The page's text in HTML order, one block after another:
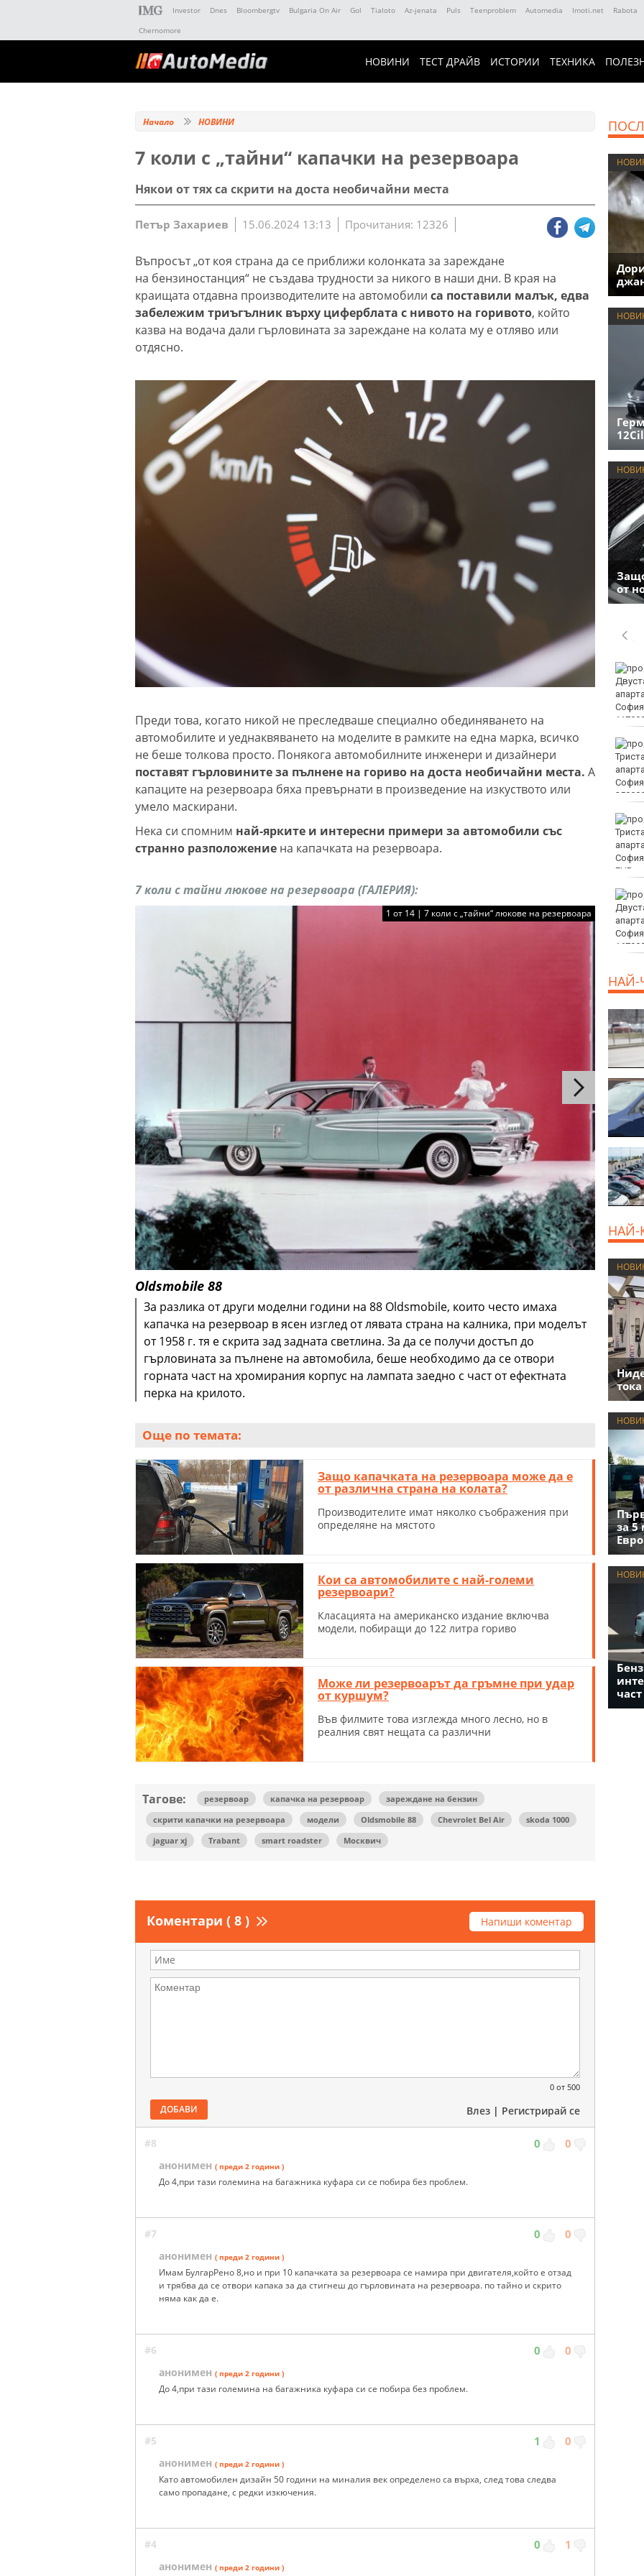
Investor Dnes Bloombergtv Bulgaria On Air Gol Tialoto Az-jenata Puls Teenproblem Automedia Imoti.net Rabota
Chernomore
НОВИНИ ТЕСТ ДРАЙВ ИСТОРИИ ТЕХНИКА
Начало НОВИНИ
7 коли с „тайни“ капачки на резервоара
Някои от тях са скрити на доста необичайни места
Петър Захариев 15.06.2024 13:13 Прочитания: 12326
Въпросът „от коя страна да се приближи колонката за зареждане
на бензиностанция“ не създава трудности за никого в наши дни. В края на
краищата отдавна производителите на автомобили са поставили малък, едва
забележим триъгълник върху циферблата с нивото на горивото, който
казва на водача дали гърловината за зареждане на колата му е отляво или
отдясно.
Преди това, когато никой не преследваше специално обединяването на
автомобилите и уеднаквяването на моделите в рамките на една марка, всичко
не беше толкова просто. Понякога автомобилните инженери и дизайнери
поставят гърловините за пълнене на гориво на доста необичайни места. А
капаците на резервоара бяха превърнати в произведение на изкуството или
умело маскирани.
Нека си спомним най-ярките и интересни примери за автомобили със
странно разположение на капачката на резервоара.
7 коли с тайни люкове на резервоара (ГАЛЕРИЯ):
1 от 14 | 7 коли с „тайни“ люкове на резервоара
Oldsmobile 88
За разлика от други моделни години на 88 Oldsmobile, които често имаха
капачка на резервоар в ясен изглед от лявата страна на калника, при моделът
от 1958 г. тя е скрита зад задната светлина. За да се получи достъп до
гърловината за пълнене на автомобила, беше необходимо да се отвори
горната част на хромирания корпус на лампата заедно с част от ефектната
перка на крилото.
Още по темата:
Защо капачката на резервоара може да е
от различна страна на колата?
Производителите имат няколко съображения при
определяне на мястото
Кои са автомобилите с най-големи
резервоари?
Класацията на американско издание включва
модели, побиращи до 122 литра гориво
Може ли резервоарът да гръмне при удар
от куршум?
Във филмите това изглежда много лесно, но в
реалния свят нещата са различни
Тагове: резервоар капачка на резервоар
зареждане на бензин
скрити капачки на резервоара
модели Oldsmobile 88 Chevrolet Bel Air
skoda 1000
jaguar xj
Trabant smart roadster Москвич
Коментари ( 8 ) Напиши коментар
0 от 500
ДОБАВИ Влез | Регистрирай се
#8 0 0
анонимен ( преди 2 години )
До 4,при тази големина на багажника куфара си се побира без проблем.
#7 0 0
анонимен ( преди 2 години )
Имам БулгарРено 8,но и при 10 капачката за резервоара се намира при двигателя,който е отзад
и трябва да се отвори капака за да стигнеш до гърловината на резервоара. по тайно и скрито
няма как да е.
#6 0 0
анонимен ( преди 2 години )
До 4,при тази големина на багажника куфара си се побира без проблем.
#5 1 0
анонимен ( преди 2 години )
Като автомобилен дизайн 50 години на миналия век определено са върха, след това следва
само пропадане, с редки изкючения.
#4 0 1
анонимен ( преди 2 години )
от
Винисиус Жуниор
преподписа с Реал
ЦСКА удари с 3:0 Макаби
като гост
голямо име в
долара за унция
EUR
800
НАЙ-
НАЙ-
за 5
част